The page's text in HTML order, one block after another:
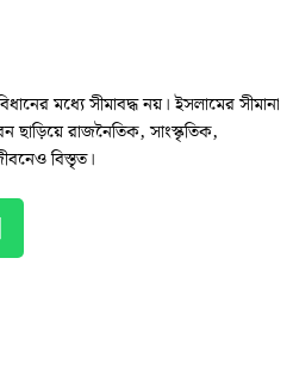
মধ্যে সীমাবদ্ধ নয়। ইসলামের সীমানা
ছাড়িয়ে রাজনৈতিক, সাংস্কৃতিক,
বিস্তৃত।